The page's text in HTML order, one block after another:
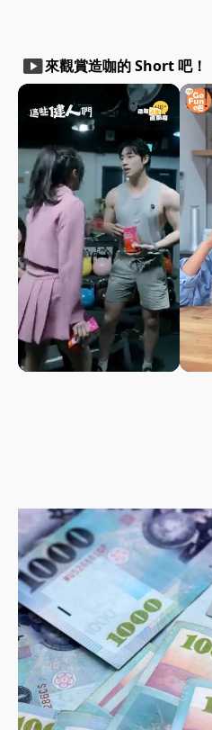
smart_display來觀賞造咖的 Short 吧！
play_arrow